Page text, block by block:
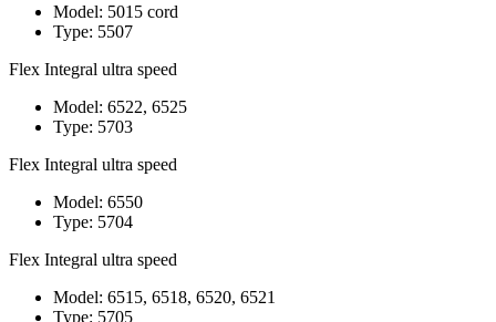
Model: 5015 cord
Type: 5507
Flex Integral ultra speed
Model: 6522, 6525
Type: 5703
Flex Integral ultra speed
Model: 6550
Type: 5704
Flex Integral ultra speed
Model: 6515, 6518, 6520, 6521
Type: 5705